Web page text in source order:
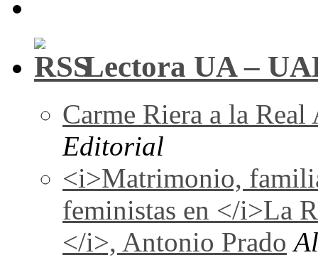
Lectora UA –
Carme Riera a la Real
Editorial
<i>Matrimonio,
feministas en </i>La
</i>, Antonio Prado